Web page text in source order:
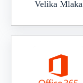
Velika Mlaka